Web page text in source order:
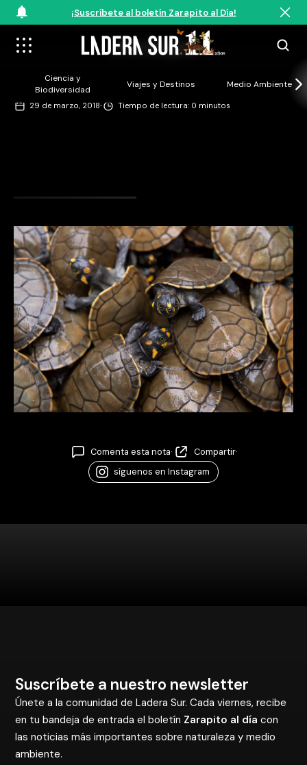
¡Suscríbete al boletín Zarapito al Día!
Ciencia y
Biodiversidad
Viajes y Destinos Medio Ambiente
©Pia Vergara
29 de marzo, 2018· Tiempo de lectura: 0 minutos
Comenta esta nota· Compartir·
síguenos en Instagram
Suscríbete a nuestro newsletter
Únete a la comunidad de Ladera Sur. Cada viernes, recibe
en tu bandeja de entrada el boletín Zarapito al día con
las noticias más importantes sobre naturaleza y medio
ambiente.